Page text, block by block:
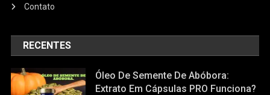
Contato
RECENTES
Óleo De Semente De Abóbora:
Extrato Em Cápsulas PRO Funciona?